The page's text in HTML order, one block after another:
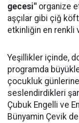
gecesi" organize
aşçılar gibi çiğ
etkinliğin en renkli
Yeşillikler içinde,
programda
çocukluk
seslendirdikleri
Çubuk Engelli ve
Bünyamin Çevik